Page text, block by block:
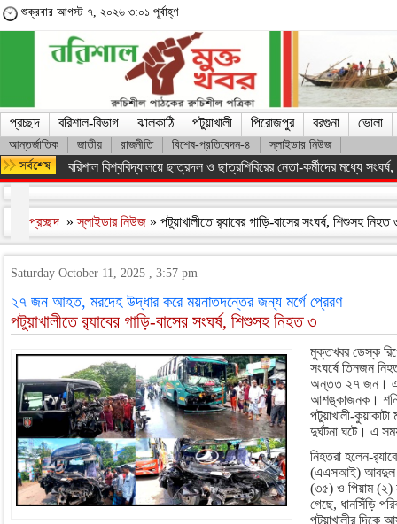
শুক্রবার আগস্ট ৭, ২০২৬ ৩:০১ পূর্বাহ্ণ
প্রচ্ছদ বরিশাল-বিভাগ ঝালকাঠি পটুয়াখালী পিরোজপুর বরগুনা ভোলা
আন্তর্জাতিক জাতীয় রাজনীতি বিশেষ-প্রতিবেদন-৪ স্লাইডার নিউজ
অসংখ্য শহিদের রক্তের বিনিময়ে ফ্যাসিস্ট সরকারকে হটানো সম্ভব হয়েছে :
প্রচ্ছদ »স্লাইডার নিউজ » পটুয়াখালীতে র‍্যাবের গাড়ি-বাসের সংঘর্ষ, শিশুসহ
Saturday October 11, 2025 , 3:57 pm
২৭ জন আহত, মরদেহ উদ্ধার করে ময়নাতদন্তের জন্য মর্গে প্রেরণ
পটুয়াখালীতে র‍্যাবের গাড়ি-বাসের সংঘর্ষ, শিশুসহ নিহত ৩
মুক্তখবর ডেস্ক
সংঘর্ষে তিনজন
অন্তত ২৭ জন।
আশঙ্কাজনক।
পটুয়াখালী-
দুর্ঘটনা ঘটে। এ
নিহতরা হলেন-
(এএসআই) আবদুল
(৩৫) ও পিয়াম (২)
গেছে, ধানসিঁড়ি
পটুয়াখালীর দিকে